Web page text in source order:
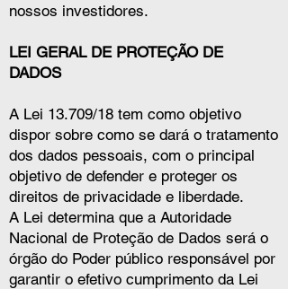
nossos investidores.
LEI GERAL DE PROTEÇÃO DE
DADOS
A Lei 13.709/18 tem como objetivo
dispor sobre como se dará o tratamento
dos dados pessoais, com o principal
objetivo de defender e proteger os
direitos de privacidade e liberdade.
A Lei determina que a Autoridade
Nacional de Proteção de Dados será o
órgão do Poder público responsável por
garantir o efetivo cumprimento da Lei